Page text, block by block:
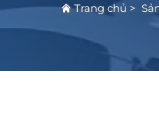
Trang chủ >